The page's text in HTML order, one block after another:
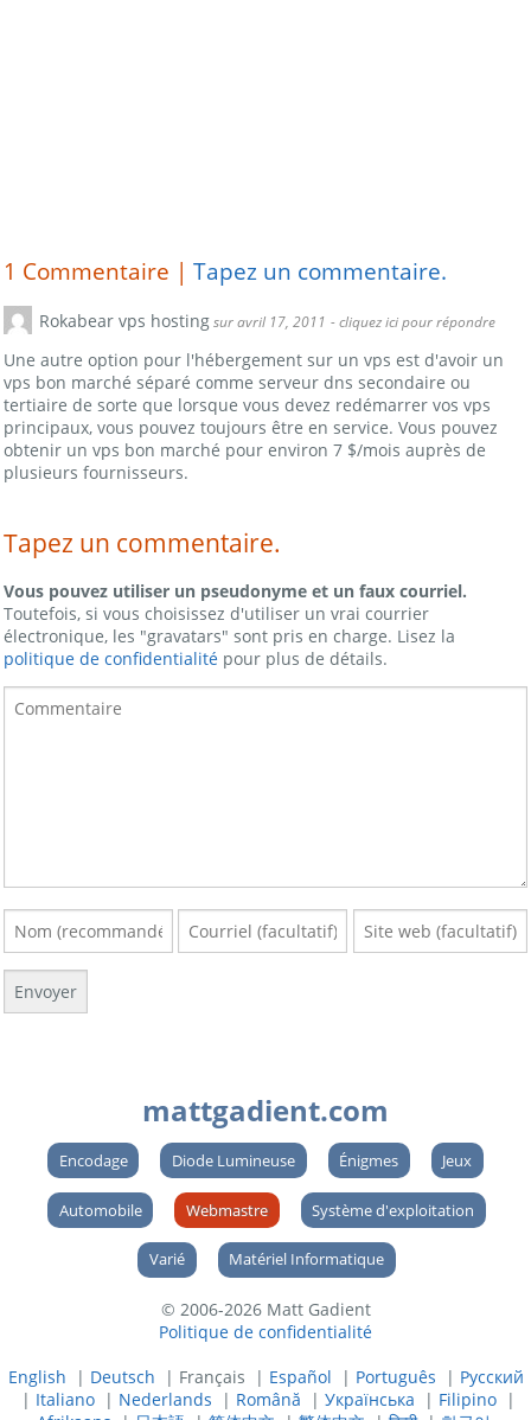
1 Commentaire |Tapez un commentaire.
Rokabear vps hostingsur avril 17, 2011 - cliquez ici pour répondre
Une autre option pour l'hébergement sur un vps est d'avoir un
vps bon marché séparé comme serveur dns secondaire ou
tertiaire de sorte que lorsque vous devez redémarrer vos vps
principaux, vous pouvez toujours être en service. Vous pouvez
obtenir un vps bon marché pour environ 7 $/mois auprès de
plusieurs fournisseurs.
Tapez un commentaire.
Vous pouvez utiliser un pseudonyme et un faux courriel.
Toutefois, si vous choisissez d'utiliser un vrai courrier
électronique, les "gravatars" sont pris en charge. Lisez la
politique de confidentialité pour plus de détails.
mattgadient.com
Encodage Diode Lumineuse Énigmes Jeux
Automobile Webmastre Système d'exploitation
Varié Matériel Informatique
© 2006-2026 Matt Gadient
Politique de confidentialité
English | Deutsch | Français | Español | Português | Русский
| Italiano| Nederlands | Română | Українська | Filipino|